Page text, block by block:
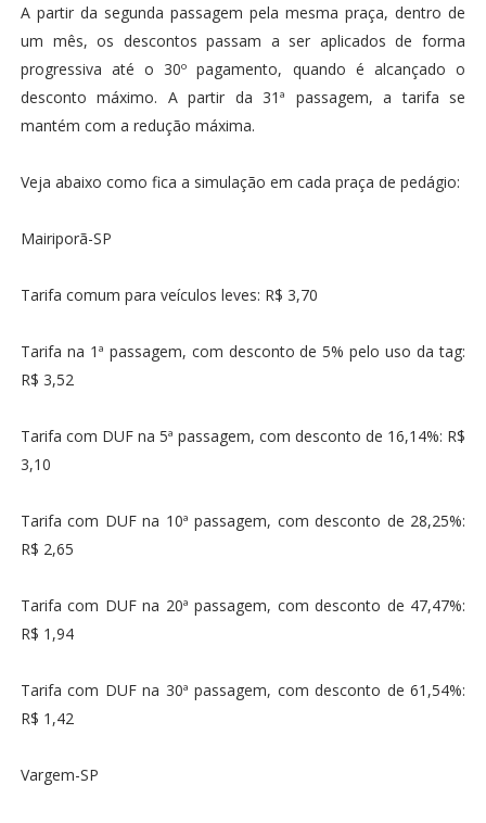
A partir da segunda passagem pela mesma praça, dentro de
um mês, os descontos passam a ser aplicados de forma
progressiva até o 30º pagamento, quando é alcançado o
desconto máximo. A partir da 31ª passagem, a tarifa se
mantém com a redução máxima.
Veja abaixo como fica a simulação em cada praça de pedágio:
Mairiporã-SP
Tarifa comum para veículos leves: R$ 3,70
Tarifa na 1ª passagem, com desconto de 5% pelo uso da tag:
R$ 3,52
Tarifa com DUF na 5ª passagem, com desconto de 16,14%: R$
3,10
Tarifa com DUF na 10ª passagem, com desconto de 28,25%:
R$ 2,65
Tarifa com DUF na 20ª passagem, com desconto de 47,47%:
R$ 1,94
Tarifa com DUF na 30ª passagem, com desconto de 61,54%:
R$ 1,42
Vargem-SP